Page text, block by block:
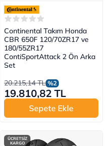
Continental Takım Honda
CBR 650F 120/70ZR17 ve
180/55ZR17
ContiSportAttack 2 Ön Arka
Set
20.215,14 TL %2
19.810,82 TL
Sepete Ekle
ÜCRETSİZ
KARGO